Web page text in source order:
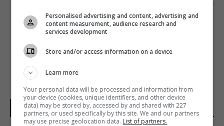
Следующий пост
ТЕЛЕКАНАЛ «2+2» ПОКАЖЕТ МАТЧ «ДИНАМО»
— «ШАХТЕР»
НОВОСТИ УКРАИНЫ
Personalised advertising and content, advertising and
content measurement, audience research and
services development
Store and/or access information on a device
Learn more
Your personal data will be processed and information from
your device (cookies, unique identifiers, and other device
data) may be stored by, accessed by and shared with 227
partners, or used specifically by this site. We and our partners
may use precise geolocation data. List of partners.